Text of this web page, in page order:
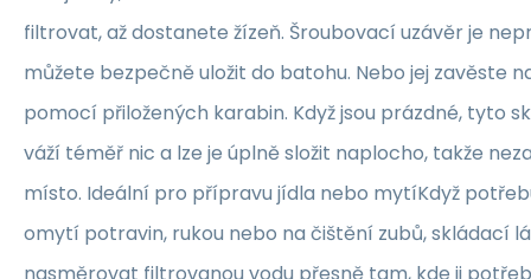
filtrovat, až dostanete žízeň. Šroubovací uzávěr je
můžete bezpečně uložit do batohu. Nebo jej zavěste
pomocí přiložených karabin. Když jsou prázdné, tyto
váží téměř nic a lze je úplně složit naplocho, takže
místo. Ideální pro přípravu jídla nebo mytíKdyž
omytí potravin, rukou nebo na čištění zubů, skládací
nasměrovat filtrovanou vodu přesně tam, kde ji